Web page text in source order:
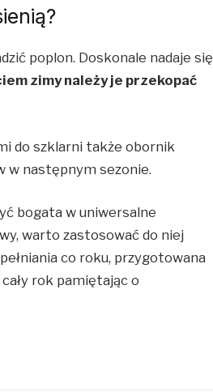
poplon. Doskonale nadaje się
zimy należy je przekopać
do szklarni także obornik
w następnym sezonie.
bogata w uniwersalne
warto zastosować do niej
co roku, przygotowana
rok pamiętając o